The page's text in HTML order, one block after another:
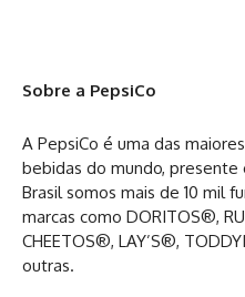
Sobre a PepsiCo
A PepsiCo é uma das
bebidas do mundo, presente
Brasil somos mais de 10 mil
marcas como DORITOS®,
CHEETOS®, LAY’S®,
outras.